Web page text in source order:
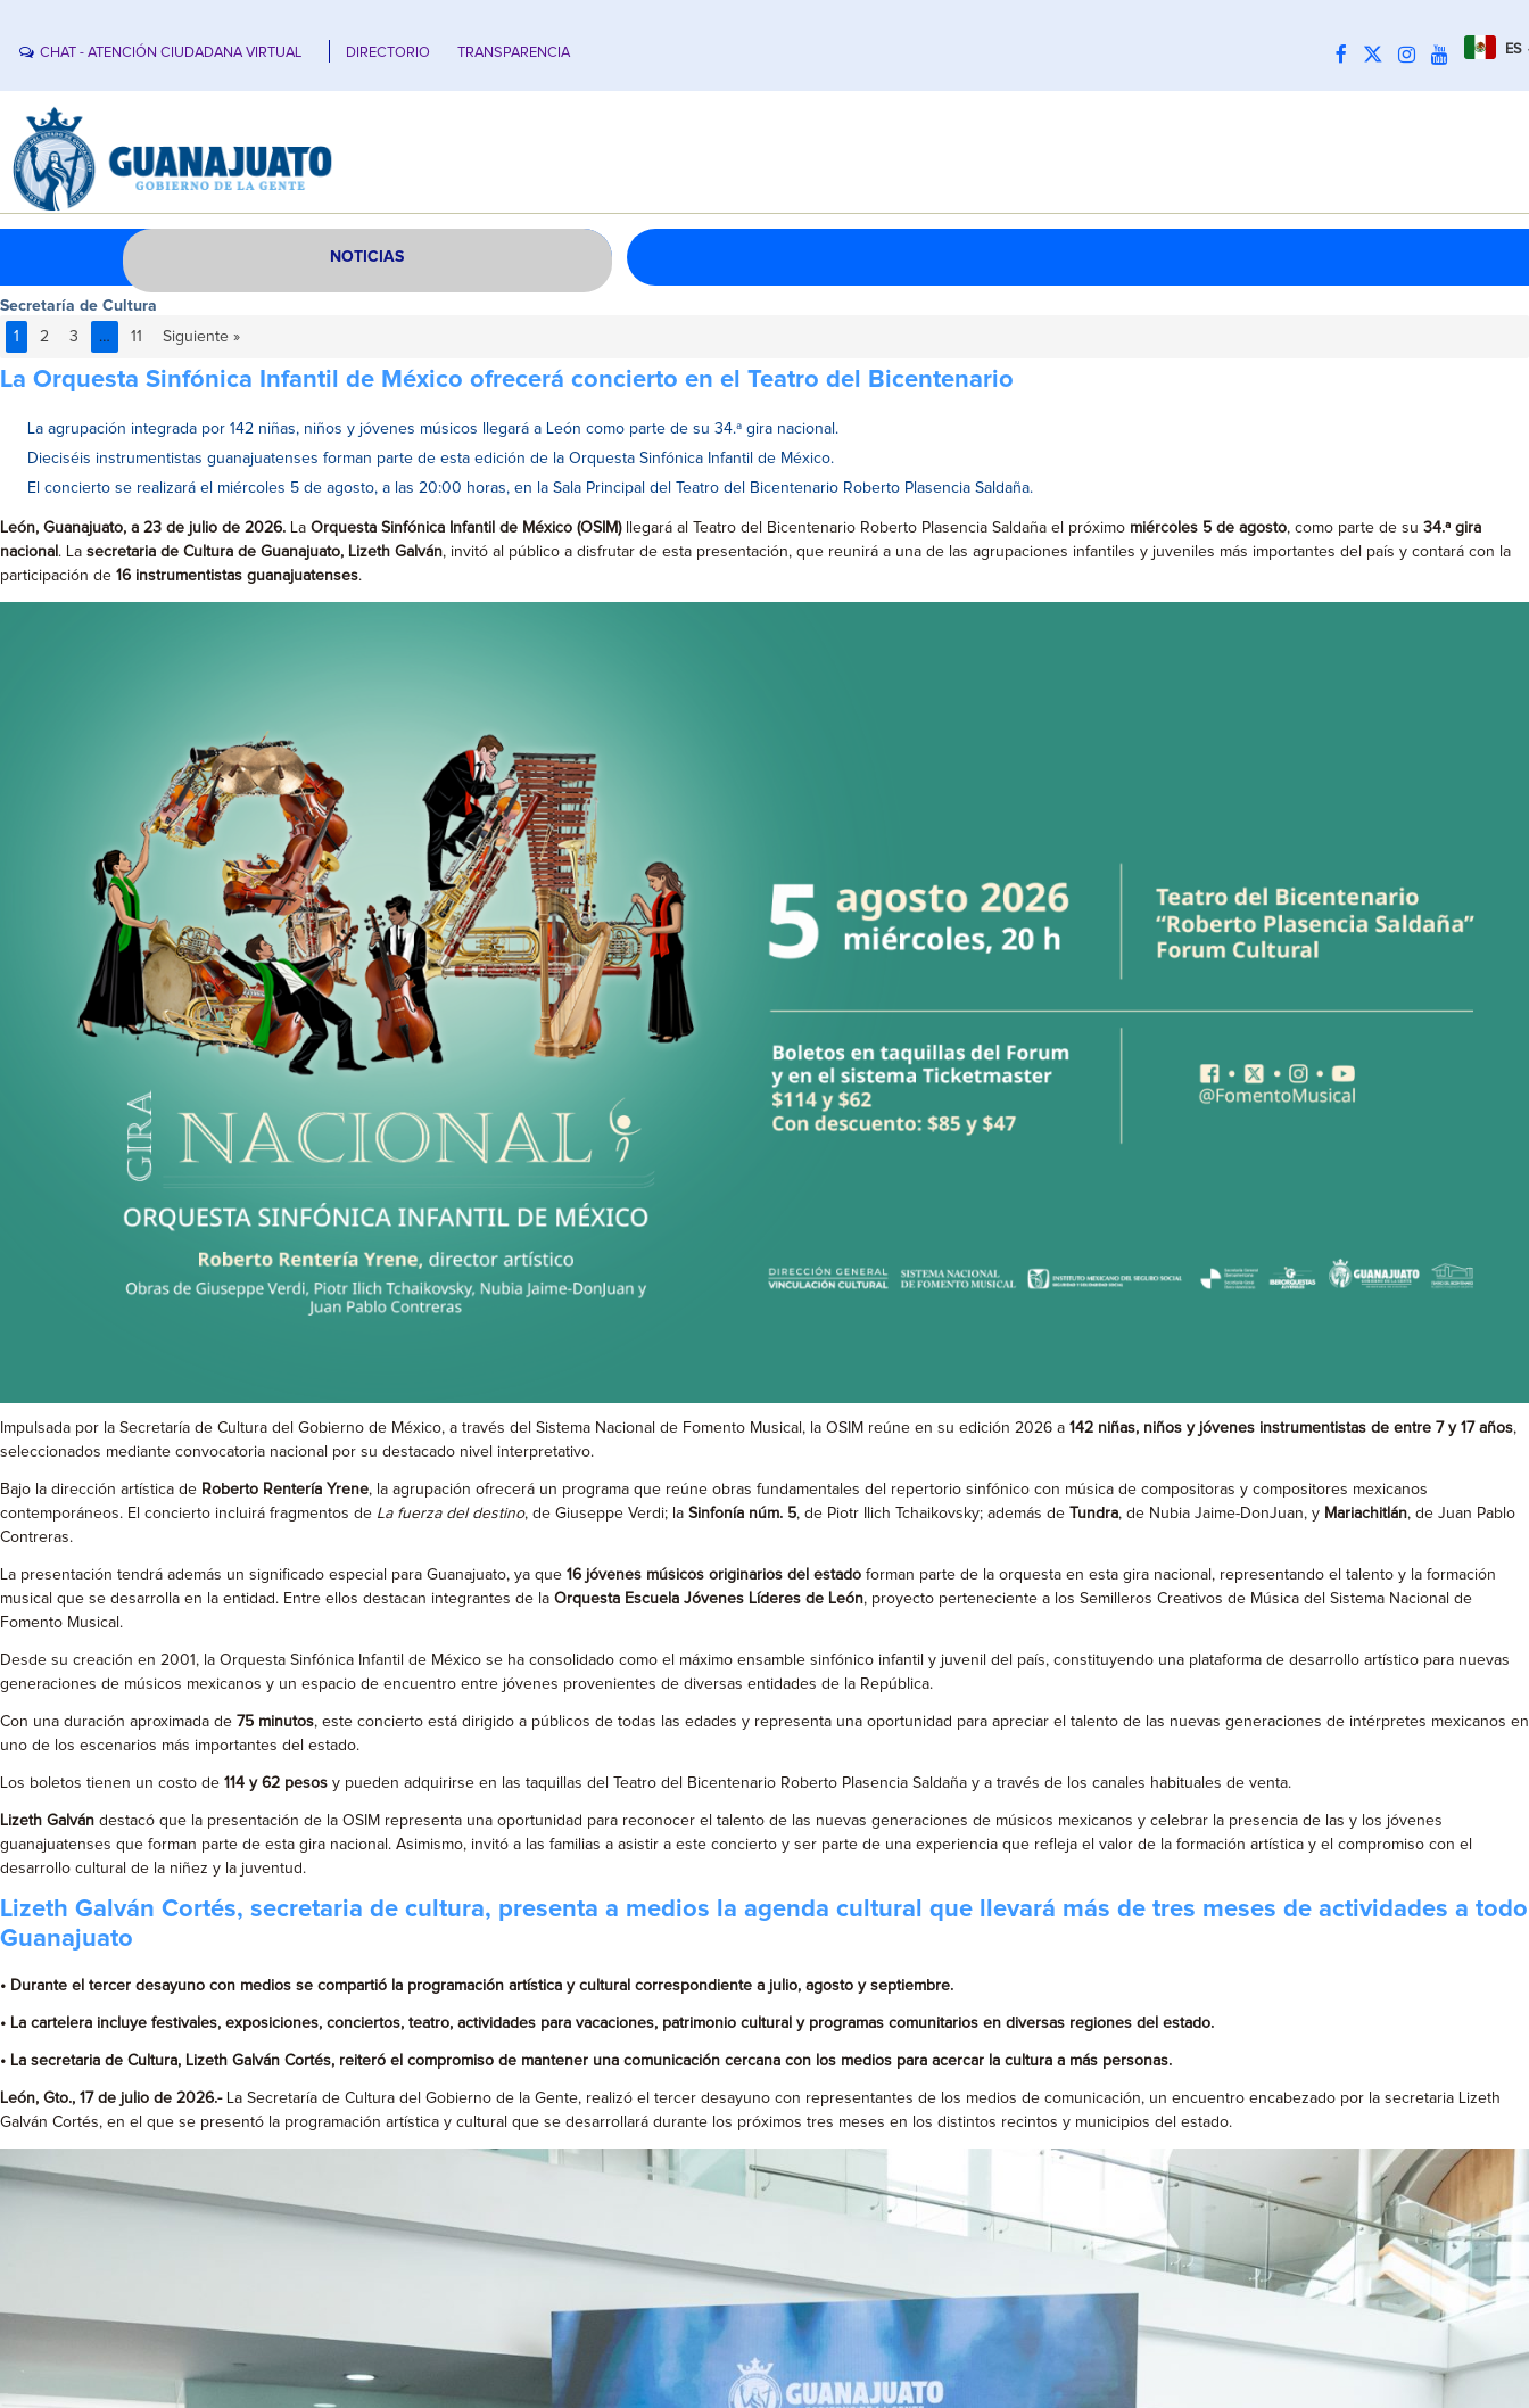
CHAT - ATENCIÓN CIUDADANA VIRTUAL DIRECTORIO TRANSPARENCIA ES
NOTICIAS
Secretaría de Cultura
1
2 3 … 11 Siguiente »
La Orquesta Sinfónica Infantil de México ofrecerá concierto en el Teatro del Bicentenario
La agrupación integrada por 142 niñas, niños y jóvenes músicos llegará a León como parte de su 34.ª gira nacional.
Dieciséis instrumentistas guanajuatenses forman parte de esta edición de la Orquesta Sinfónica Infantil de México.
El concierto se realizará el miércoles 5 de agosto, a las 20:00 horas, en la Sala Principal del Teatro del Bicentenario Roberto Plasencia Saldaña.
León, Guanajuato, a 23 de julio de 2026. La Orquesta Sinfónica Infantil de México (OSIM)llegará al Teatro del Bicentenario Roberto Plasencia Saldaña el próximo miércoles 5 de agosto, como parte de su 34.ª gira
nacional . La secretaria de Cultura de Guanajuato, Lizeth Galván, invitó al público a disfrutar de esta presentación, que reunirá a una de las agrupaciones infantiles y juveniles más importantes del país y contará con la
participación de 16 instrumentistas guanajuatenses.
Impulsada por la Secretaría de Cultura del Gobierno de México, a través del Sistema Nacional de Fomento Musical, la OSIM reúne en su edición 2026 a 142 niñas, niños y jóvenes instrumentistas de entre 7 y 17 años,
seleccionados mediante convocatoria nacional por su destacado nivel interpretativo.
Bajo la dirección artística de Roberto Rentería Yrene, la agrupación ofrecerá un programa que reúne obras fundamentales del repertorio sinfónico con música de compositoras y compositores mexicanos
contemporáneos. El concierto incluirá fragmentos de La fuerza del destino, de Giuseppe Verdi; la Sinfonía núm. 5, de Piotr Ilich Tchaikovsky; además de Tundra, de Nubia Jaime-DonJuan, y Mariachitlán, de Juan Pablo
Contreras.
La presentación tendrá además un significado especial para Guanajuato, ya que 16 jóvenes músicos originarios del estado forman parte de la orquesta en esta gira nacional, representando el talento y la formación
musical que se desarrolla en la entidad. Entre ellos destacan integrantes de la Orquesta Escuela Jóvenes Líderes de León, proyecto perteneciente a los Semilleros Creativos de Música del Sistema Nacional de
Fomento Musical.
Desde su creación en 2001, la Orquesta Sinfónica Infantil de México se ha consolidado como el máximo ensamble sinfónico infantil y juvenil del país, constituyendo una plataforma de desarrollo artístico para nuevas
generaciones de músicos mexicanos y un espacio de encuentro entre jóvenes provenientes de diversas entidades de la República.
Con una duración aproximada de 75 minutos, este concierto está dirigido a públicos de todas las edades y representa una oportunidad para apreciar el talento de las nuevas generaciones de intérpretes mexicanos en
uno de los escenarios más importantes del estado.
Los boletos tienen un costo de 114 y 62 pesos y pueden adquirirse en las taquillas del Teatro del Bicentenario Roberto Plasencia Saldaña y a través de los canales habituales de venta.
Lizeth Galván destacó que la presentación de la OSIM representa una oportunidad para reconocer el talento de las nuevas generaciones de músicos mexicanos y celebrar la presencia de las y los jóvenes
guanajuatenses que forman parte de esta gira nacional. Asimismo, invitó a las familias a asistir a este concierto y ser parte de una experiencia que refleja el valor de la formación artística y el compromiso con el
desarrollo cultural de la niñez y la juventud.
Lizeth Galván Cortés, secretaria de cultura, presenta a medios la agenda cultural que llevará más de tres meses de actividades a todo
Guanajuato
• Durante el tercer desayuno con medios se compartió la programación artística y cultural correspondiente a julio, agosto y septiembre.
• La cartelera incluye festivales, exposiciones, conciertos, teatro, actividades para vacaciones, patrimonio cultural y programas comunitarios en diversas regiones del estado.
• La secretaria de Cultura, Lizeth Galván Cortés, reiteró el compromiso de mantener una comunicación cercana con los medios para acercar la cultura a más personas.
León, Gto., 17 de julio de 2026.-
La Secretaría de Cultura del Gobierno de la Gente, realizó el tercer desayuno con representantes de los medios de comunicación, un encuentro encabezado por la secretaria Lizeth
Galván Cortés, en el que se presentó la programación artística y cultural que se desarrollará durante los próximos tres meses en los distintos recintos y municipios del estado.